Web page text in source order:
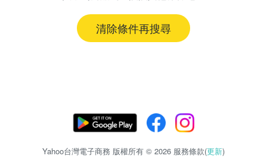
清除條件再搜尋
Yahoo台灣電子商務 版權所有 © 2026 服務條款(更新)